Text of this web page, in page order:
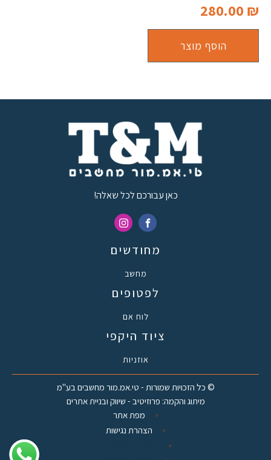
280.00 ₪
הוסף מוצר
כאן עבורכם לכל שאלה!
מחודשים
מחשב
לפטופים
לוח אם
ציוד היקפי
אוזניות
© כל הזכויות שמורות - טי.אמ.מור מחשבים בע"מ
מיתוג והקמה: פרוזיטיב - שיווק ובניית אתרים
מפת אתר
הצהרת נגישות